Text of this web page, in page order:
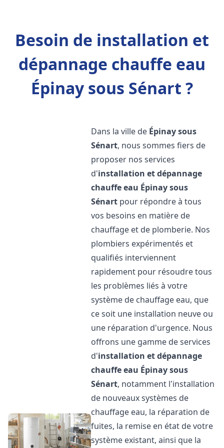
Besoin de installation et
dépannage chauffe eau
Épinay sous Sénart ?
Dans la ville de Épinay sous
Sénart, nous sommes fiers de
proposer nos services
d'installation et dépannage
chauffe eau Épinay sous
Sénart pour répondre à tous
vos besoins en matière de
chauffage et de plomberie. Nos
plombiers expérimentés et
qualifiés interviennent
rapidement pour résoudre tous
les problèmes liés à votre
système de chauffage eau, que
ce soit une installation neuve ou
une réparation d'urgence. Nous
offrons une gamme de services
d'installation et dépannage
chauffe eau Épinay sous
Sénart, notamment l'installation
de nouveaux systèmes de
chauffage eau, la réparation de
fuites, la remise en état de votre
système existant, ainsi que la